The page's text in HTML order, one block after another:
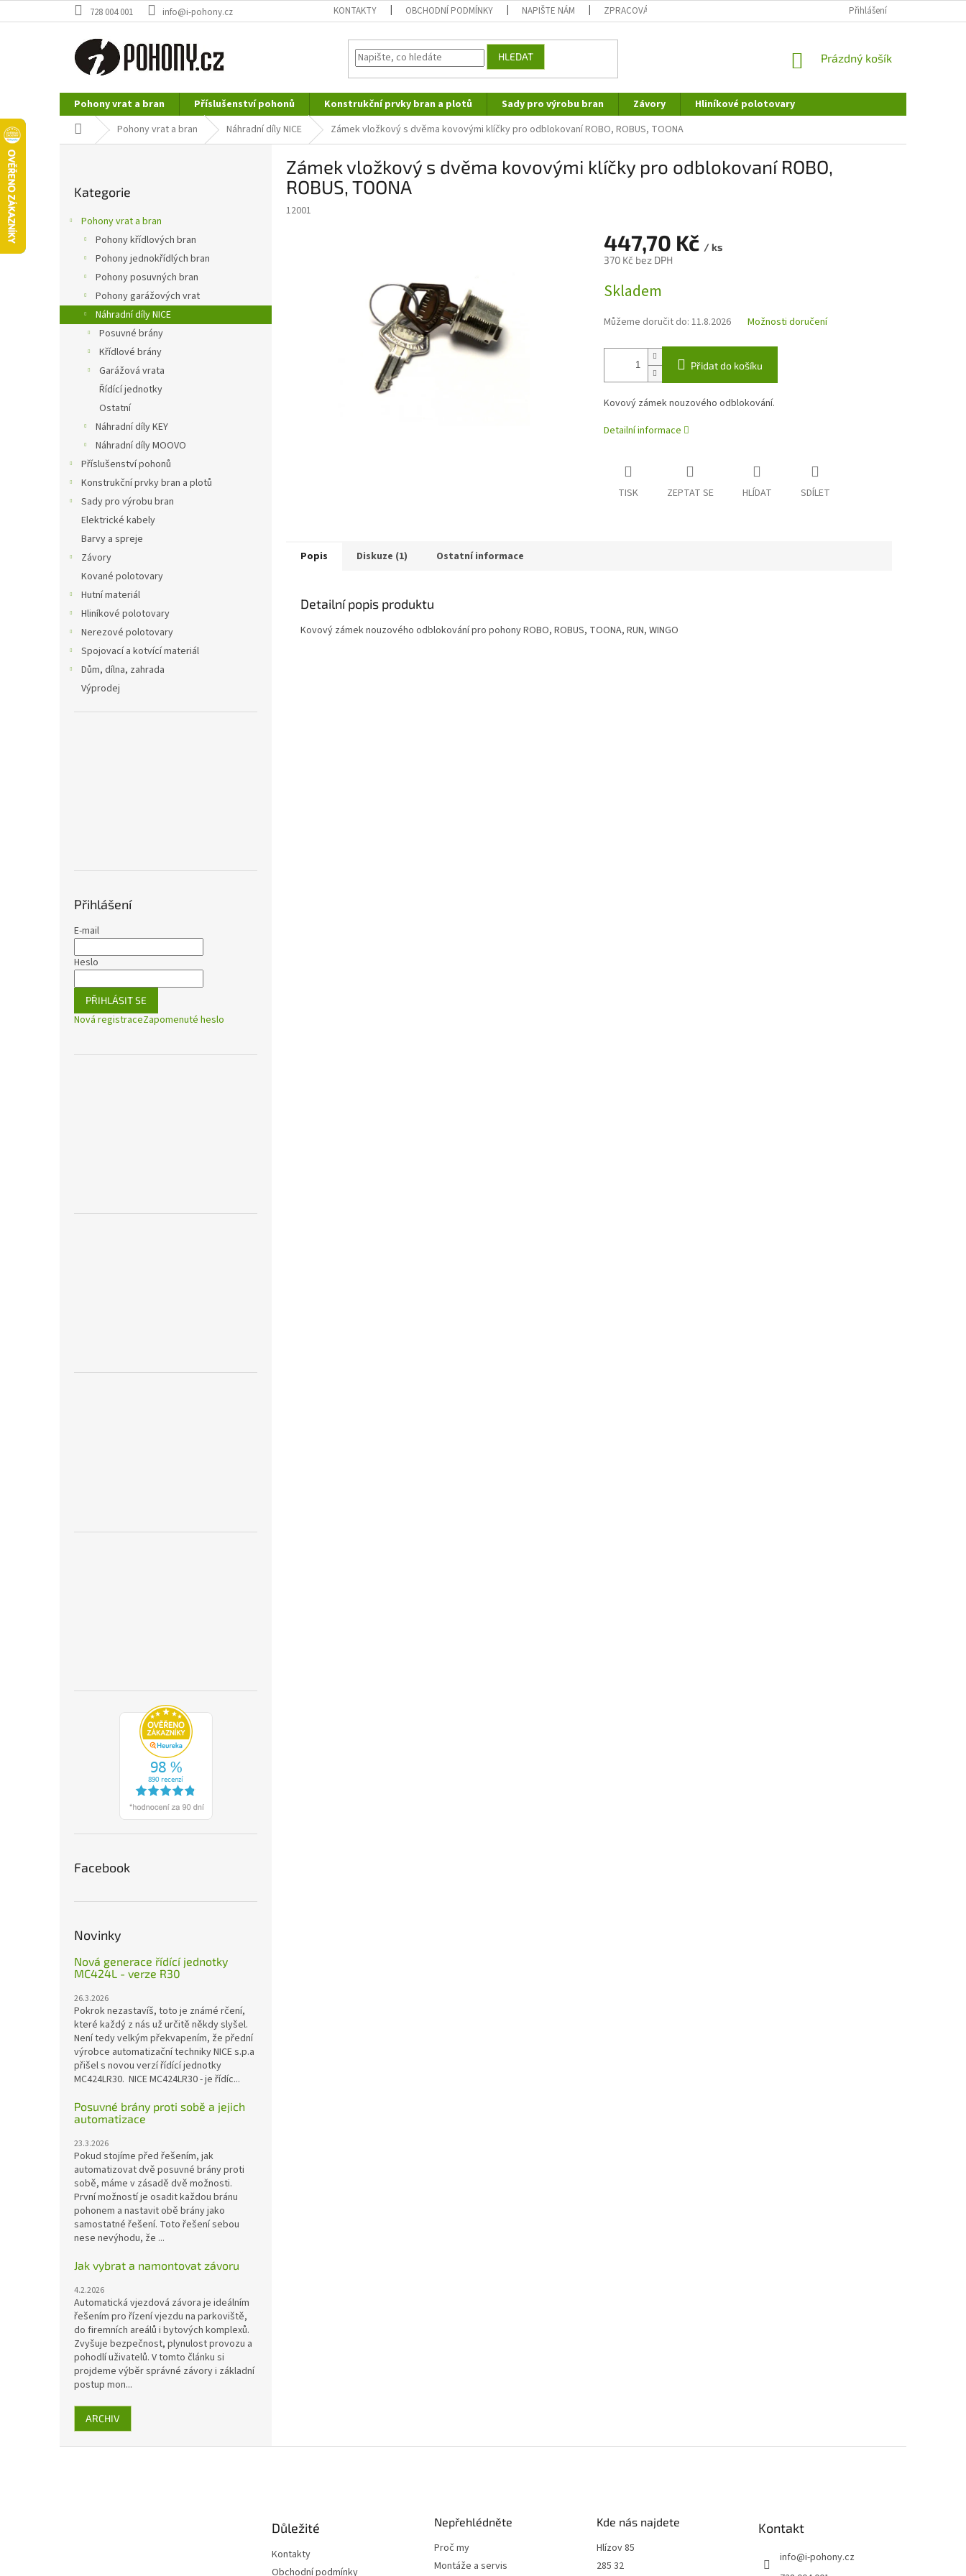
na
728 004 001 info@i-pohony.cz KONTAKTY OBCHODNÍ PODMÍNKY NAPIŠTE NÁM ZPRACOVÁNÍ OSOBNÍCH ÚDAJŮ REKLAMAČNÍ ŘÁD
Přihlášení
HLEDAT
NÁKUPNÍ
Prázdný košík
Pohony vrat a bran Příslušenství pohonů Konstrukční prvky bran a plotů Sady pro výrobu bran Závory
Hliníkové polotovary
Nerezové polotovary
Hutní materiál
Domů Pohony vrat a bran Náhradní díly NICE Zámek vložkový s dvěma kovovými klíčky pro odblokovaní ROBO, ROBUS, TOONA
a
n
kategorie
Kategorie
Pohony vrat a bran
Pohony křídlových bran
Pohony jednokřídlých bran
Pohony posuvných bran
Pohony garážových vrat
Náhradní díly NICE
Posuvné brány
Křídlové brány
Garážová vrata
Řídící jednotky
Ostatní
Náhradní díly KEY
Náhradní díly MOOVO
Příslušenství pohonů
Konstrukční prvky bran a plotů
Sady pro výrobu bran
Elektrické kabely
Barvy a spreje
Závory
Kované polotovary
Hutní materiál
Hliníkové polotovary
Nerezové polotovary
Spojovací a kotvící materiál
Dům, dílna, zahrada
Výprodej
Přihlášení
E-mail
Heslo
PŘIHLÁSIT SE
Nová registraceZapomenuté heslo
Facebook
Novinky
Nová generace řídící jednotky
MC424L - verze R30
26.3.2026
Pokrok nezastavíš, toto je známé rčení,
které každý z nás už určitě někdy slyšel.
Není tedy velkým překvapením, že přední
výrobce automatizační techniky NICE s.p.a
přišel s novou verzí řídící jednotky
MC424LR30. NICE MC424LR30 - je řídíc...
Posuvné brány proti sobě a jejich
automatizace
23.3.2026
Pokud stojíme před řešením, jak
automatizovat dvě posuvné brány proti
sobě, máme v zásadě dvě možnosti.
První možností je osadit každou bránu
pohonem a nastavit obě brány jako
samostatné řešení. Toto řešení sebou
nese nevýhodu, že ...
Jak vybrat a namontovat závoru
4.2.2026
Automatická vjezdová závora je ideálním
řešením pro řízení vjezdu na parkoviště,
do firemních areálů i bytových komplexů.
Zvyšuje bezpečnost, plynulost provozu a
pohodlí uživatelů. V tomto článku si
projdeme výběr správné závory i základní
postup mon...
ARCHIV
Zámek vložkový s dvěma kovovými klíčky pro odblokovaní ROBO,
ROBUS, TOONA
12001
447,70 Kč / ks
370 Kč bez DPH
cena:
Skladem
Můžeme doručit do: 11.8.2026 Možnosti doručení
Přidat do košíku
Kovový zámek nouzového odblokování.
Detailní informace
TISK ZEPTAT SE HLÍDAT SDÍLET
Popis Diskuze (1) Ostatní informace
Detailní popis produktu
Kovový zámek nouzového odblokování pro pohony ROBO, ROBUS, TOONA, RUN, WINGO
Důležité
Kontakty
Obchodní podmínky
Nepřehlédněte
Proč my
Montáže a servis
Kde nás najdete
Hlízov 85
285 32
Kontakt
info@i-pohony.cz